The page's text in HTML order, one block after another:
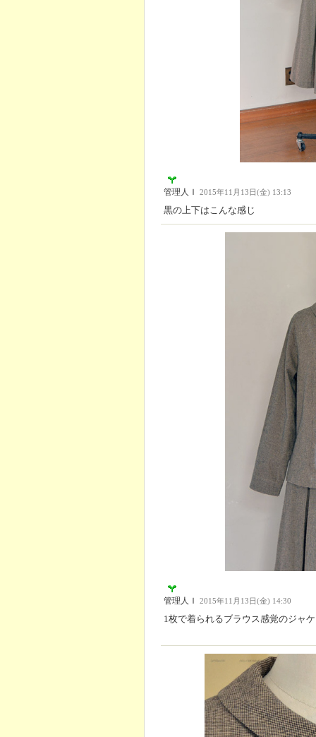
管理人Ｉ 2015年11月13日(金) 13:13
黒の上下はこんな感じ
管理人Ｉ 2015年11月13日(金) 14:30
1枚で着られるブラウス感覚のジャ